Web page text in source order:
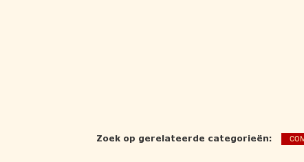
Zoek op gerelateerde categorieën: